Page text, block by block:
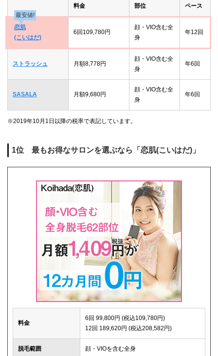
料金 部位
ペース
最安値!
恋肌
(こいはだ)
6回109,780円
顔・VIO含む全
身
年12回
ストラッシュ 月額8,778円
顔・VIO含む全
身
年6回
SASALA 月額9,680円
顔・VIO含む全
身
年6回
※2019年10月1日以降の税率で表記しています。
1位 最もお得なサロンを選ぶなら「恋肌(こいはだ)」
料金
6回 99,800円 (税込109,780円)
12回 189,620円 (税込208,582円)
脱毛範囲 顔・VIOを含む全身